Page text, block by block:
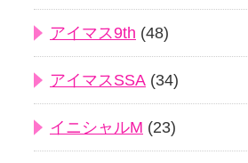
アイマス9th (48)
アイマスSSA (34)
イニシャルM (23)